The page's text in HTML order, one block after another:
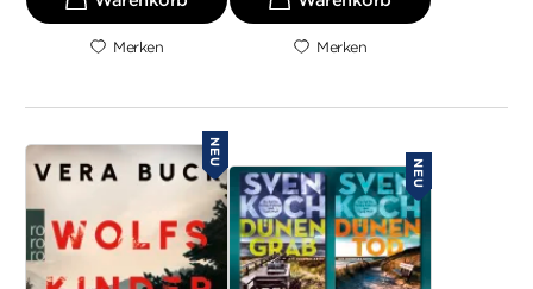
Merken Merken
NEU
NEU